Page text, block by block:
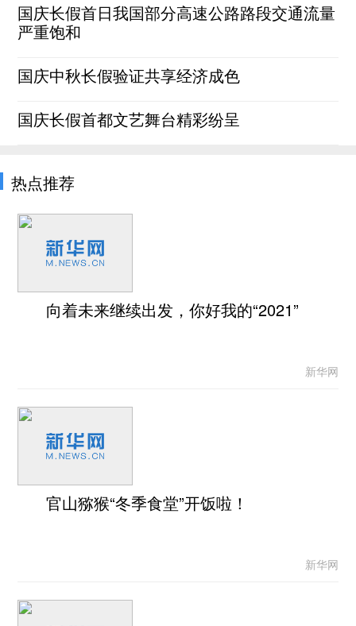
国庆长假首日我国部分高速公路路段交通流量
严重饱和
国庆中秋长假验证共享经济成色
国庆长假首都文艺舞台精彩纷呈
热点推荐
向着未来继续出发，你好我的“2021”
新华网
官山猕猴“冬季食堂”开饭啦！
新华网